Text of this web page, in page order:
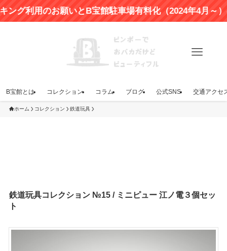
用のお願いとB宝館駐車場有料化（2024年4月～）のお
B宝館とは コレクション コラム ブログ 公式SNS 交通アクセ
ホーム コレクション 鉄道玩具
鉄道玩具コレクション №15 / ミニピュー 江ノ電３個セッ
ト